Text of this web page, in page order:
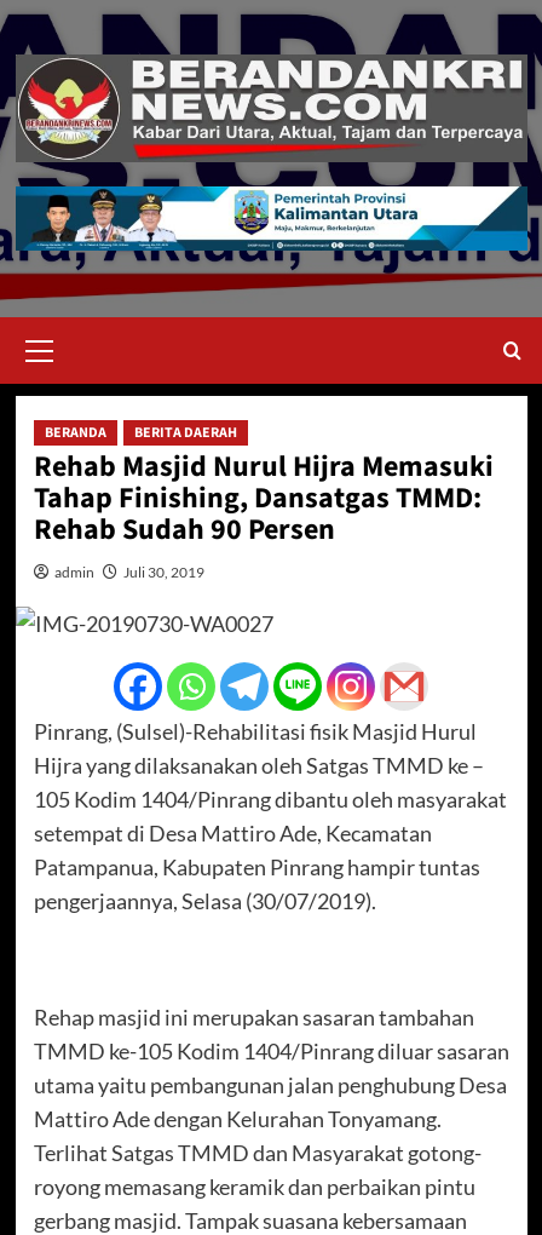
Skip
content
Menu
BERANDA BERITA DAERAH
Rehab Masjid Nurul Hijra Memasuki
Tahap Finishing, Dansatgas TMMD:
Rehab Sudah 90 Persen
admin Juli 30, 2019
Pinrang, (Sulsel)-Rehabilitasi fisik Masjid Hurul
Hijra yang dilaksanakan oleh Satgas TMMD ke –
105 Kodim 1404/Pinrang dibantu oleh masyarakat
setempat di Desa Mattiro Ade, Kecamatan
Patampanua, Kabupaten Pinrang hampir tuntas
pengerjaannya, Selasa (30/07/2019).
Rehap masjid ini merupakan sasaran tambahan
TMMD ke-105 Kodim 1404/Pinrang diluar sasaran
utama yaitu pembangunan jalan penghubung Desa
Mattiro Ade dengan Kelurahan Tonyamang.
Terlihat Satgas TMMD dan Masyarakat gotong-
royong memasang keramik dan perbaikan pintu
gerbang masjid. Tampak suasana kebersamaan